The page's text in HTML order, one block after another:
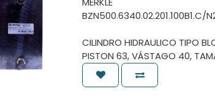
BZN500.6340.02.201.100B1.C/
CILINDRO HIDRAULICO TIPO
PISTON 63, VÁSTAGO 40,